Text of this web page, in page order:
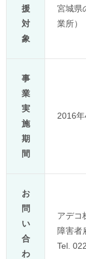
援
対
象
宮城県
業所）
事
業
実
施
期
間
2016
お
問
い
合
わ
アデ
障害者
Tel.